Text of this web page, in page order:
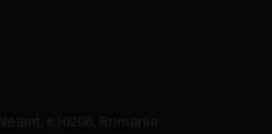
610206, Romania